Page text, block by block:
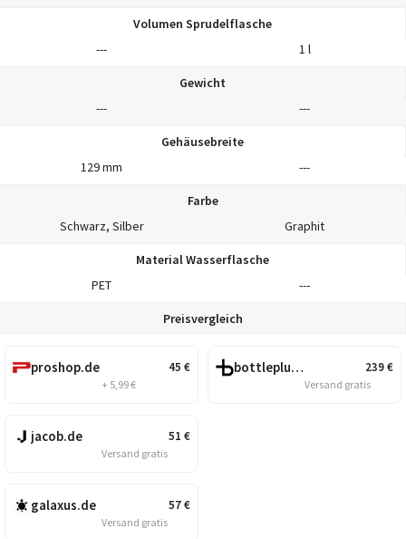
Volumen Sprudelflasche
---
1 l
Gewicht
---
---
Gehäusebreite
129 mm
---
Farbe
Schwarz, Silber
Graphit
Material Wasserflasche
PET
---
Preisvergleich
45 €
proshop.de
+ 5,99 €
51 €
jacob.de
Versand gratis
57€
galaxus.de
Versand gratis
239€
bottleplus.com
Versand gratis